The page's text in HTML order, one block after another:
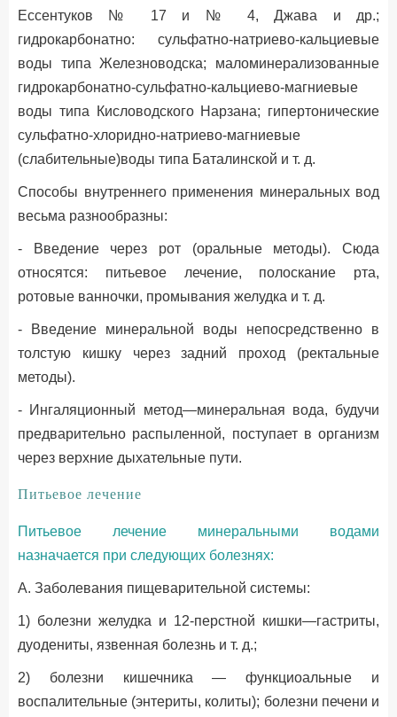
Ессентуков № 17 и № 4, Джава и др.;
гидрокарбонатно: сульфатно-натриево-кальциевые
воды типа Железноводска; маломинерализованные
гидрокарбонатно-сульфатно-кальциево-магниевые
воды типа Кисловодского Нарзана; гипертонические
сульфатно-хлоридно-натриево-магниевые
(слабительные)воды типа Баталинской и т. д.
Способы внутреннего применения минеральных вод
весьма разнообразны:
- Введение через рот (оральные методы). Сюда
относятся: питьевое лечение, полоскание рта,
ротовые ванночки, промывания желудка и т. д.
- Введение минеральной воды непосредственно в
толстую кишку через задний проход (ректальные
методы).
- Ингаляционный метод—минеральная вода, будучи
предварительно распыленной, поступает в организм
через верхние дыхательные пути.
Питьевое лечение
Питьевое лечение минеральными водами
назначается при следующих болезнях:
A. Заболевания пищеварительной системы:
1) болезни желудка и 12-перстной кишки—гастриты,
дуодениты, язвенная болезнь и т. д.;
2) болезни кишечника — функциоальные и
воспалительные (энтериты, колиты); болезни печени и